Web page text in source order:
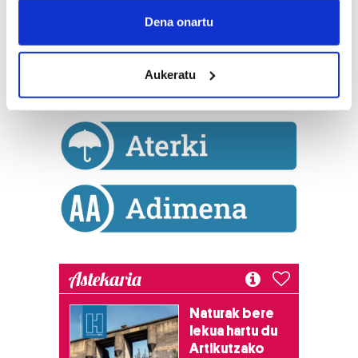
Collect information about your geographical
meters
Identify your device by actively scanning it for
specific characteristics (fingerprinting)
Find out more about how your personal data is processed
and set your preferences in thedetails section
prozesatzen ditugu, zure IP zenbakia, besteak beste,
teknologia erabiliz, cookieak adibidez, iragarki eta eduki
pertsonalizatuak eskaintzeko, iragarkiak eta edukia
produktuak garatzeko. Zure datuak nork eta zertarako
erabiltzen dituen hauta dezakezu.
Bazkide batzuek ez dizute baimenik eskatzen, eta beren
interes komertzial legitimoetan babesten dira. Ikusi gure
Dena onartu
Aukeratu
Astekaria
Naturak bere
lekua hartu du
Artikutzako